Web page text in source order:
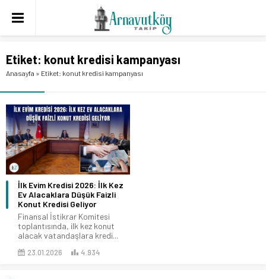
Etiket: konut kredisi kampanyası
Anasayfa » Etiket: konut kredisi kampanyası
İlk Evim Kredisi 2026: İlk Kez
Ev Alacaklara Düşük Faizli
Konut Kredisi Geliyor
Finansal İstikrar Komitesi
toplantısında, ilk kez konut
alacak vatandaşlara kredi...
23.01.2026 4.934